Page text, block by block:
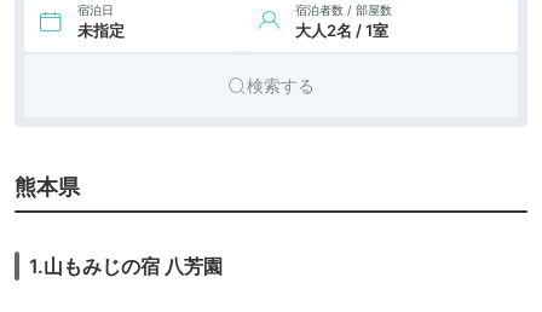
10. 嬉野温泉 茶心の宿
和楽園
icotto
14,000円〜
楽天トラベル
屋
icotto 楽天トラベル
12.嬉野温泉 旅館大村
屋
故知新
宿泊日
未指定
宿泊者数 / 部屋数
大人2名 / 1室
検索する
熊本県
1.山もみじの宿 八芳園